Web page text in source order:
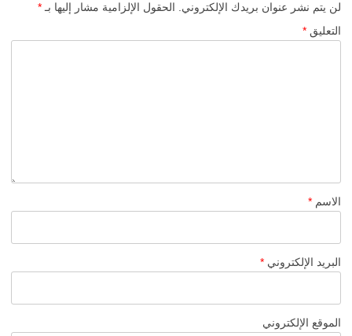
لن يتم نشر عنوان بريدك الإلكتروني. الحقول الإلزامية مشار إليها بـ *
التعليق *
الاسم *
البريد الإلكتروني *
الموقع الإلكتروني